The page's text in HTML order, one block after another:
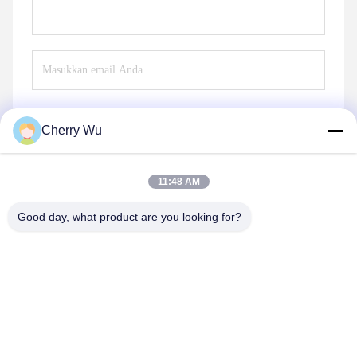
Cherry Wu
11:48 AM
Good day, what product are you looking for?